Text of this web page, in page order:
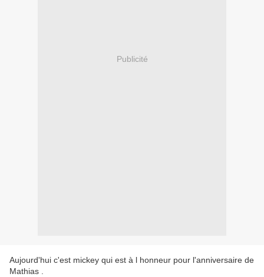
Publicité
Aujourd'hui c'est mickey qui est à l honneur pour l'anniversaire de
Mathias .